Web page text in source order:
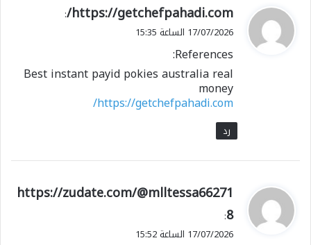
ي
ق
ل
https://getchefpahadi.com/
:
17/07/2026 الساعة 15:35
References:
Best instant payid pokies australia real
money
https://getchefpahadi.com/
رد
ي
ق
و
ل
https://zudate.com/@mlltessa66271
8
:
17/07/2026 الساعة 15:52